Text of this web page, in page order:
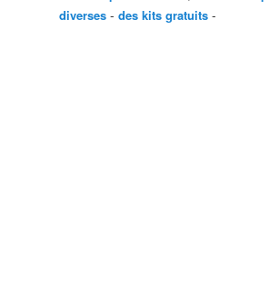
diverses - des kits gratuits -